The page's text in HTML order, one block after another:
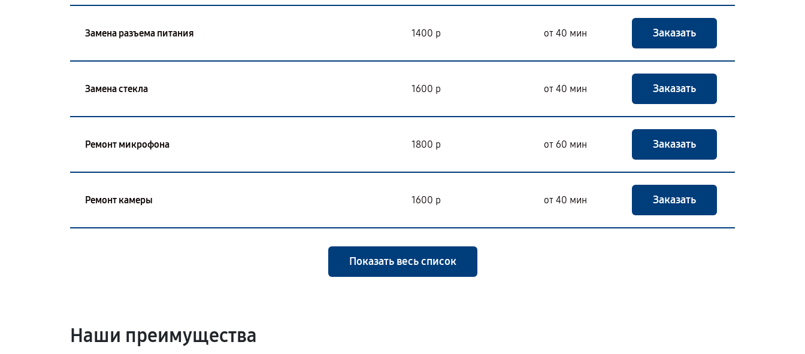
Замена разъема питания 1400 р от 40 мин Заказать
Замена стекла 1600 р от 40 мин Заказать
Ремонт микрофона 1800 р от 60 мин Заказать
Ремонт камеры 1600 р от 40 мин Заказать
Показать весь список
Наши преимущества